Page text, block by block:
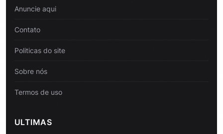
Anuncie aqui
Contato
Politicas do site
Sobre nós
Termos de uso
ULTIMAS